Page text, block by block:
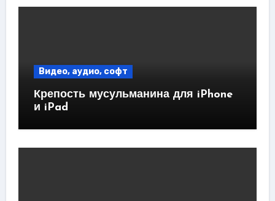
Видео, аудио, софт
Крепость мусульманина для iPhone
и iPad